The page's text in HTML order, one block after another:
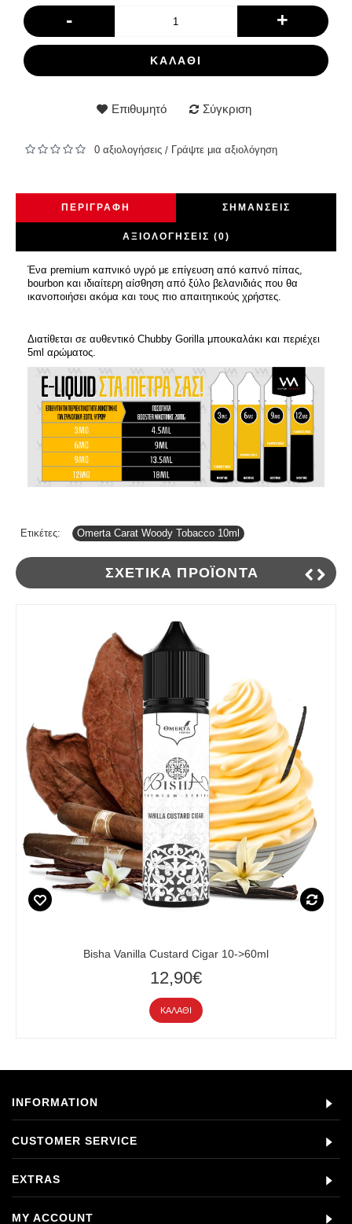
- +
ΚΑΛΆΘΙ
Επιθυμητό Σύγκριση
0 αξιολογήσεις / Γράψτε μια αξιολόγηση
ΠΕΡΙΓΡΑΦΉ ΣΗΜΆΝΣΕΙΣ
ΑΞΙΟΛΟΓΉΣΕΙΣ (0)
Ένα premium καπνικό υγρό με επίγευση από καπνό πίπας,
bourbon και ιδιαίτερη αίσθηση από ξύλο βελανιδιάς που θα
ικανοποιήσει ακόμα και τους πιο απαιτητικούς χρήστες.
Διατίθεται σε αυθεντικό Chubby Gorilla μπουκαλάκι και περιέχει
5ml αρώματος.
Ετικέτες: Omerta Carat Woody Tobacco 10ml
ΣΧΕΤΙΚΆ ΠΡΟΪΌΝΤΑ
Bisha Vanilla Custard Cigar 10->60ml
12,90€
ΚΑΛΆΘΙ
INFORMATION
CUSTOMER SERVICE
EXTRAS
MY ACCOUNT